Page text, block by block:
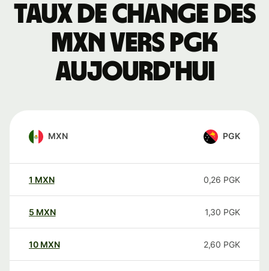
Taux de change des
MXN vers PGK
aujourd'hui
MXN PGK
1 MXN 0,26 PGK
5 MXN 1,30 PGK
10 MXN 2,60 PGK